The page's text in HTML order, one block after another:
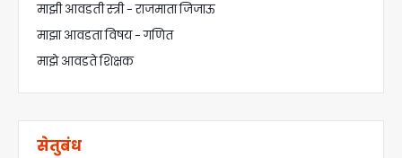
माझी आवडती स्त्री - राजमाता जिजाऊ
माझा आवडता विषय - गणित
माझे आवडते शिक्षक
सेतुबंध